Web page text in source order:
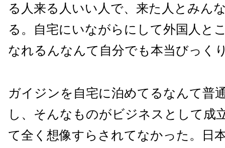
る人来る人いい人で、来た人とみん
る。自宅にいながらにして外国人と
なれるんなんて自分でも本当びっく
ガイジンを自宅に泊めてるなんて普
し、そんなものがビジネスとして成
て全く想像すらされてなかった。日